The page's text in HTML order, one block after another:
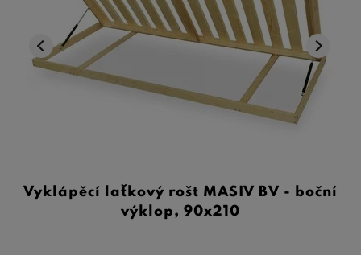
Vyklápěcí laťkový rošt MASIV BV - boční
výklop, 90x210